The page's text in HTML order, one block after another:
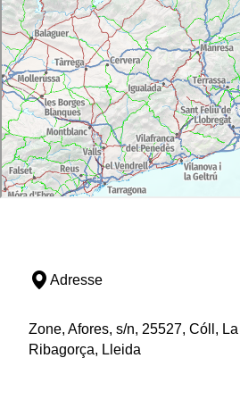
Adresse
Zone, Afores, s/n, 25527, Cóll,
Ribagorça, Lleida